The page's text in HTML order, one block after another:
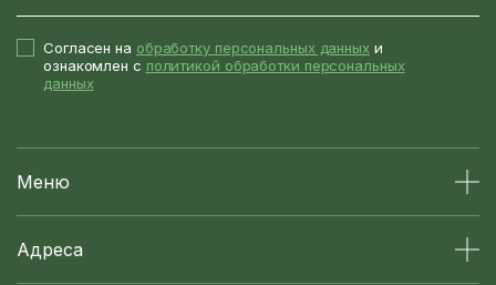
Согласен на обработку персональных данных и
ознакомлен с политикой обработки персональных
данных
Меню
Адреса